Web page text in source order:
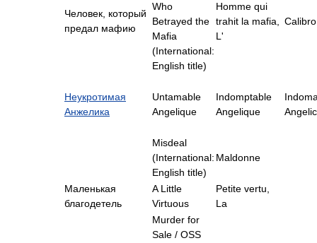
Человек, который
предал мафию
Who
Betrayed the
Mafia
(International:
English title)
Homme qui
trahit la mafia,
L'
Неукротимая
Анжелика
Untamable
Angelique
Indomptable
Angelique
Misdeal
(International:
English title)
Maldonne
Маленькая
благодетель
A Little
Virtuous
Petite vertu,
La
Murder for
Sale / OSS